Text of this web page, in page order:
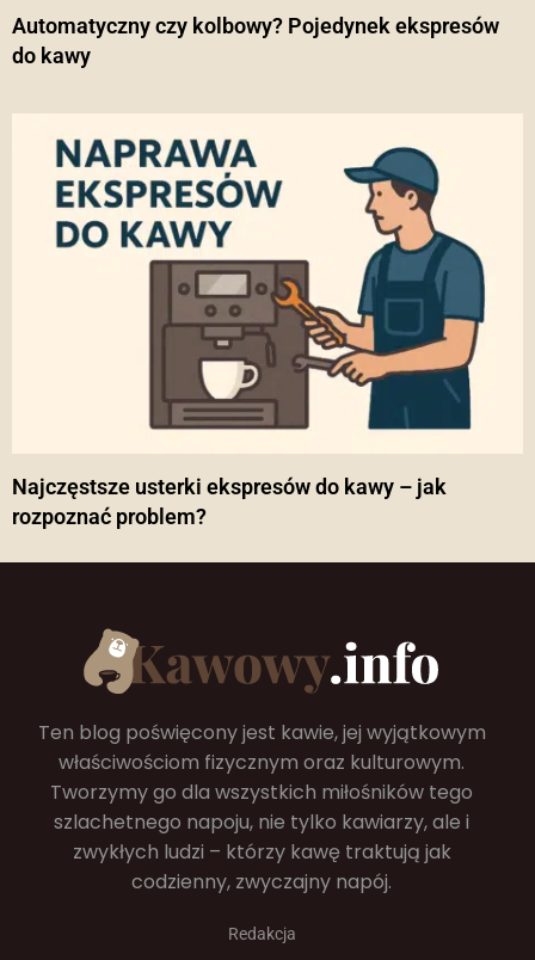
Automatyczny czy kolbowy? Pojedynek ekspresów
do kawy
Najczęstsze usterki ekspresów do kawy – jak
rozpoznać problem?
Ten blog poświęcony jest kawie, jej wyjątkowym
właściwościom fizycznym oraz kulturowym.
Tworzymy go dla wszystkich miłośników tego
szlachetnego napoju, nie tylko kawiarzy, ale i
zwykłych ludzi – którzy kawę traktują jak
codzienny, zwyczajny napój.
Redakcja